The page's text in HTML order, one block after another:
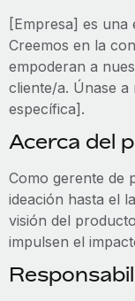
[Empresa] es
Creemos en la
empoderan a
cliente/a. Únase
específica].
Acerca del
Como gerente de
ideación hasta el
visión del
impulsen el